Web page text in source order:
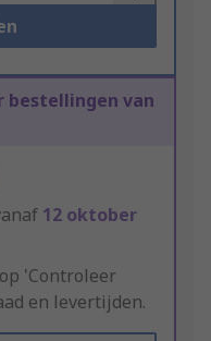
bestellingen van
12 oktober
'Controleer
en levertijden.